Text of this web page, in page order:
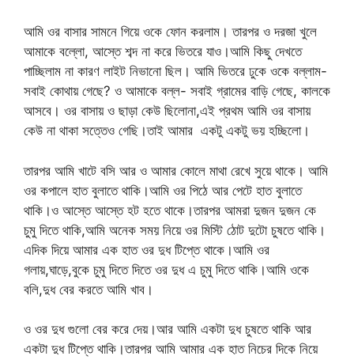
আমি ওর বাসার সামনে গিয়ে ওকে ফোন করলাম। তারপর ও দরজা খুলে
আমাকে বল্লো, আস্তে শব্দ না করে ভিতরে যাও।আমি কিছু দেখতে
পাচ্ছিলাম না কারণ লাইট নিভানো ছিল। আমি ভিতরে ঢুকে ওকে বল্লাম-
সবাই কোথায় গেছে? ও আমাকে বল্ল- সবাই গ্রামের বাড়ি গেছে, কালকে
আসবে। ওর বাসায় ও ছাড়া কেউ ছিলোনা,এই প্রথম আমি ওর বাসায়
কেউ না থাকা সত্তেও গেছি।তাই আমার একটু একটু ভয় হচ্ছিলো।
তারপর আমি খাটে বসি আর ও আমার কোলে মাথা রেখে সুয়ে থাকে। আমি
ওর কপালে হাত বুলাতে থাকি।আমি ওর পিঠে আর পেটে হাত বুলাতে
থাকি।ও আস্তে আস্তে হট হতে থাকে।তারপর আমরা দুজন দুজন কে
চুমু দিতে থাকি,আমি অনেক সময় নিয়ে ওর মিস্টি ঠোট দুটো চুষতে থাকি।
এদিক দিয়ে আমার এক হাত ওর দুধ টিপ্তে থাকে।আমি ওর
গলায়,ঘাড়ে,বুকে চুমু দিতে দিতে ওর দুধ এ চুমু দিতে থাকি।আমি ওকে
বলি,দুধ বের করতে আমি খাব।
ও ওর দুধ গুলো বের করে দেয়।আর আমি একটা দুধ চুষতে থাকি আর
একটা দুধ টিপ্তে থাকি।তারপর আমি আমার এক হাত নিচের দিকে নিয়ে